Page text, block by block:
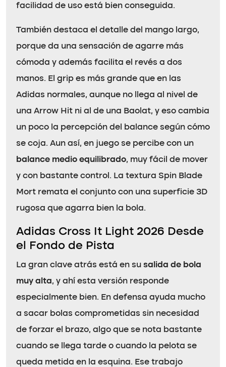
facilidad de uso está bien conseguida.
También destaca el detalle del mango largo,
porque da una sensación de agarre más
cómoda y además facilita el revés a dos
manos. El grip es más grande que en las
Adidas normales, aunque no llega al nivel de
una Arrow Hit ni al de una Baolat, y eso cambia
un poco la percepción del balance según cómo
se coja. Aun así, en juego se percibe con un
balance medio equilibrado, muy fácil de mover
y con bastante control. La textura Spin Blade
Mort remata el conjunto con una superficie 3D
rugosa que agarra bien la bola.
Adidas Cross It Light 2026 Desde
el Fondo de Pista
La gran clave atrás está en su salida de bola
muy alta, y ahí esta versión responde
especialmente bien. En defensa ayuda mucho
a sacar bolas comprometidas sin necesidad
de forzar el brazo, algo que se nota bastante
cuando se llega tarde o cuando la pelota se
queda metida en la esquina. Ese trabajo